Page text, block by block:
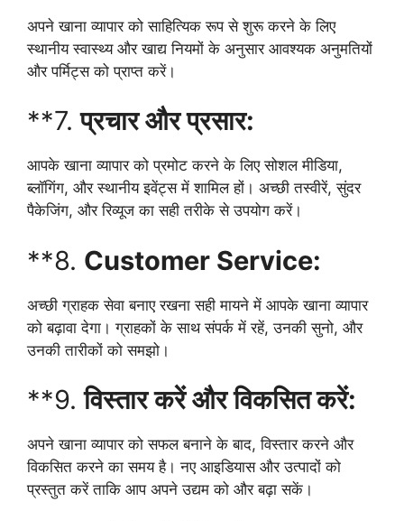
अपने खाना व्यापार को साहित्यिक रूप से शुरू करने के लिए
स्थानीय स्वास्थ्य और खाद्य नियमों के अनुसार आवश्यक अनुमतियों
और पर्मिट्स को प्राप्त करें।
**7.प्रचार और प्रसार:
आपके खाना व्यापार को प्रमोट करने के लिए सोशल मीडिया,
ब्लॉगिंग, और स्थानीय इवेंट्स में शामिल हों। अच्छी तस्वीरें, सुंदर
पैकेजिंग, और रिव्यूज का सही तरीके से उपयोग करें।
**8. Customer Service:
अच्छी ग्राहक सेवा बनाए रखना सही मायने में आपके खाना व्यापार
को बढ़ावा देगा। ग्राहकों के साथ संपर्क में रहें, उनकी सुनो, और
उनकी तारीकों को समझो।
**9.विस्तार करें और विकसित करें:
अपने खाना व्यापार को सफल बनाने के बाद, विस्तार करने और
विकसित करने का समय है। नए आइडियास और उत्पादों को
प्रस्तुत करें ताकि आप अपने उद्यम को और बढ़ा सकें।